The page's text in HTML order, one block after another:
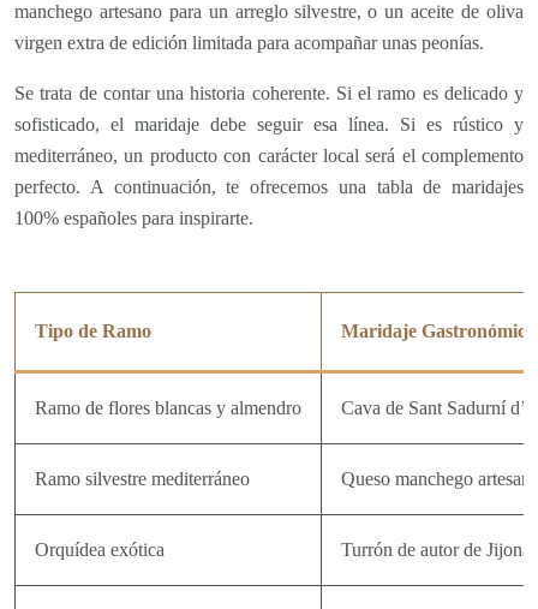
manchego artesano para un arreglo silvestre, o un aceite de oliva
virgen extra de edición limitada para acompañar unas peonías.
Se trata de contar una historia coherente. Si el ramo es delicado y
sofisticado, el maridaje debe seguir esa línea. Si es rústico y
mediterráneo, un producto con carácter local será el complemento
perfecto. A continuación, te ofrecemos una tabla de maridajes
100% españoles para inspirarte.
Tipo de Ramo Maridaje Gastronómico
Ramo de flores blancas y almendro Cava de Sant Sadurní
Ramo silvestre mediterráneo Queso manchego
Orquídea exótica Turrón de autor de Jijona